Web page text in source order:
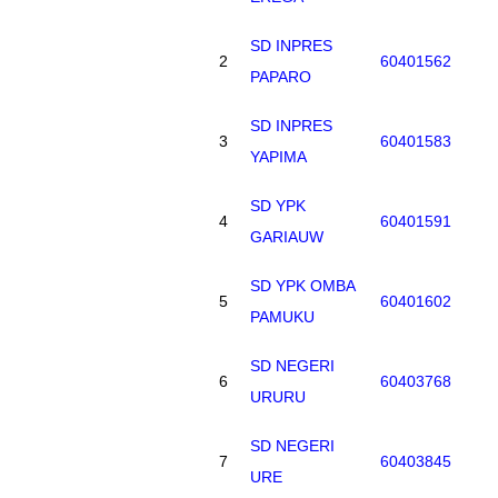
2
SD INPRES
PAPARO
60401562
3
SD INPRES
YAPIMA
60401583
4
SD YPK
GARIAUW
60401591
5
SD YPK OMBA
PAMUKU
60401602
6
SD NEGERI
URURU
60403768
7
SD NEGERI
URE
60403845